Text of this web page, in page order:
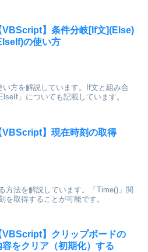
VBScript】条件分岐[If文](Else)
の使い方
方を解説しています。If文と組み合
」についても記載しています。
VBScript】現在時刻の取得
方法を解説しています。「Time()」関
を取得することが可能です。
VBScript】クリップボードの
容をクリア（初期化）する